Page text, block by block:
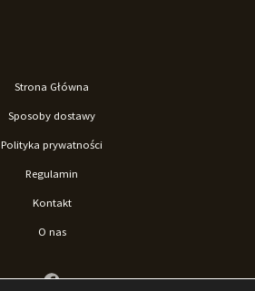
Strona Główna
Sposoby dostawy
Polityka prywatności
Regulamin
Kontakt
O nas